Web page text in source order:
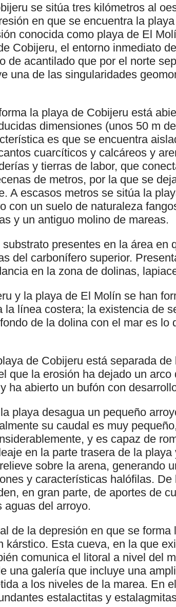
se sitúa tres kilómetros al
en que se encuentra la
conocida como playa de El
Cobijeru, el entorno inmediato
de acantilado que por el norte
una de las singularidades
la playa de Cobijeru está
dimensiones (unos 50 m
es que se encuentra
cuarcíticos y calcáreos y
y tierras de labor, que
de metros, por la que se
A escasos metros se sitúa la
con un suelo de naturaleza
y un antiguo molino de mareas.
presentes en la área en
del carbonífero superior.
en la zona de dolinas,
y la playa de El Molín se han
la línea costera; la existencia de
de la dolina con el mar es lo
de Cobijeru está separada
que la erosión ha dejado un
ha abierto un bufón con
playa desagua un pequeño
su caudal es muy
y es capaz de
en la parte trasera de la
sobre la arena, generando
y características halófilas.
en gran parte, de aportes de
aguas del arroyo.
de la depresión en que se
kárstico. Esta cueva, en la que
comunica el litoral a nivel del
una galería que incluye una
a los niveles de la marea. En
estalactitas y